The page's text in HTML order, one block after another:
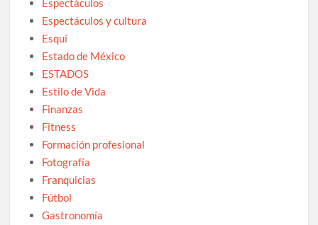
Espectáculos
Espectáculos y cultura
Esquí
Estado de México
ESTADOS
Estilo de Vida
Finanzas
Fitness
Formación profesional
Fotografía
Franquicias
Fútbol
Gastronomía